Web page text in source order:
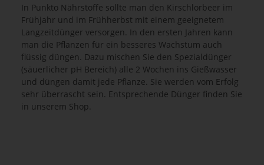
In Punkto Nährstoffe sollte man den Kirschlorbeer im
Frühjahr und im Frühherbst mit einem geeignetem
Langzeitdünger versorgen. In den ersten Jahren kann
man die Pflanzen für ein besseres Wachstum auch
flüssig düngen. Dazu mischen Sie den Spezialdünger
(säuerlicher pH Bereich) alle 2 Wochen ins Gießwasser
und düngen damit jede Pflanze. Sie werden vom Erfolg
sehr überrascht sein. Entsprechende Dünger finden Sie
in unserem Shop.